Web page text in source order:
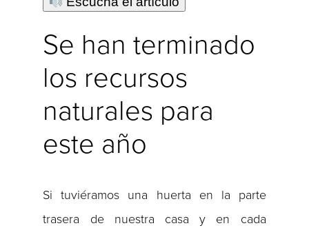
Se han terminado
los recursos
naturales para
este año
Si tuviéramos una huerta en la parte
trasera de nuestra casa y en cada